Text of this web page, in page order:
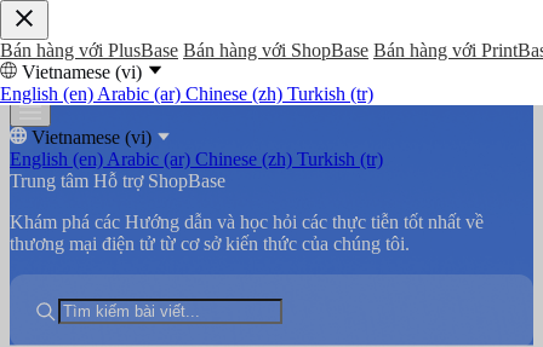
Bán hàng với PlusBase Bán hàng với ShopBase Bán hàng với
Vietnamese (vi)
English (en) Arabic (ar) Chinese (zh) Turkish (tr)
Vietnamese (vi)
English (en) Arabic (ar) Chinese (zh) Turkish (tr)
Trung tâm Hỗ trợ ShopBase
Khám phá các Hướng dẫn và học hỏi các thực tiễn tốt nhất về
thương mại điện tử từ cơ sở kiến thức của chúng tôi.